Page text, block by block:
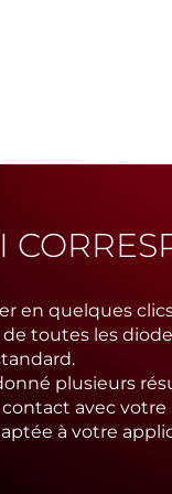
en quelques
toutes les
plusieurs
avec
à votre